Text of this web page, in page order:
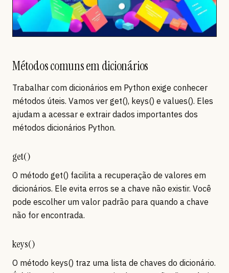
Métodos comuns em dicionários
Trabalhar com dicionários em Python exige conhecer
métodos úteis. Vamos ver get(), keys() e values(). Eles
ajudam a acessar e extrair dados importantes dos
métodos dicionários Python.
get()
O método get() facilita a recuperação de valores em
dicionários. Ele evita erros se a chave não existir. Você
pode escolher um valor padrão para quando a chave
não for encontrada.
keys()
O método keys() traz uma lista de chaves do dicionário.